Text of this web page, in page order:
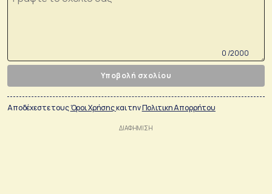
0 /2000
Υποβολή σχολίου
Αποδέχεστε τουςΌροι Χρήσηςκαι τηνΠολιτικη Απορρήτου